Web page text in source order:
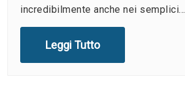
incredibilmente anche nei semplici…
Leggi Tutto